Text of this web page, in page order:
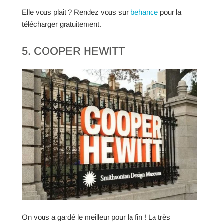
Elle vous plait ? Rendez vous sur behance pour la
télécharger gratuitement.
5. COOPER HEWITT
On vous a gardé le meilleur pour la fin ! La très